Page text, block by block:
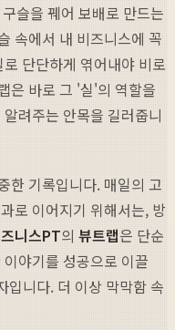
슬을 꿰어 보배로 만드는
속에서 내 비즈니스에 꼭
단단하게 엮어내야 비로
은 바로 그 '실'의 역할을
려주는 안목을 길러줍니
한 기록입니다. 매일의 고
로 이어지기 위해서는, 방
니스PT의 뷰트랩은 단순
야기를 성공으로 이끌
입니다. 더 이상 막막함 속